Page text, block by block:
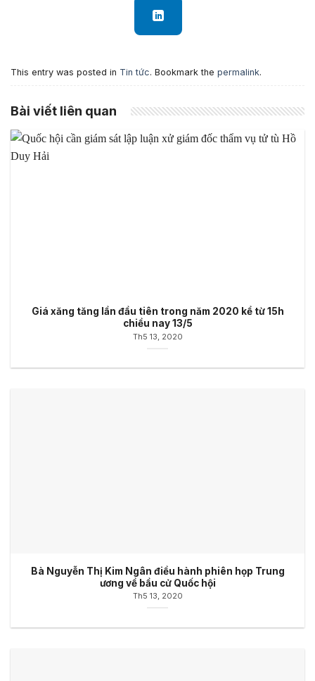
This entry was posted in Tin tức. Bookmark the permalink.
Bài viết liên quan
Giá xăng tăng lần đầu tiên trong năm 2020 kể từ 15h
chiều nay 13/5
Th5 13, 2020
Bà Nguyễn Thị Kim Ngân điều hành phiên họp Trung
ương về bầu cử Quốc hội
Th5 13, 2020